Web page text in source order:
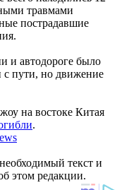
травмами
пострадавшие
и автодороге было
с пути, но движение
на востоке Китая
.
текст и
этом редакции.